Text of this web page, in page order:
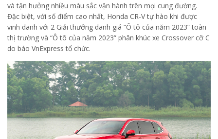
và tận hưởng nhiều màu sắc vận hành trên mọi cung đường.
Đặc biệt, với số điểm cao nhất, Honda CR-V tự hào khi được
vinh danh với 2 Giải thưởng danh giá “Ô tô của năm 2023” toàn
thị trường và “Ô tô của năm 2023” phân khúc xe Crossover cỡ C
do báo VnExpress tổ chức.